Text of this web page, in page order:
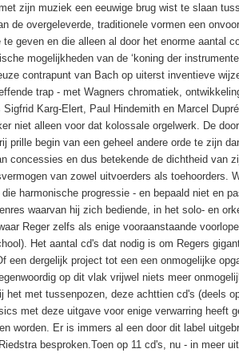
zijn muziek een eeuwige brug wist te slaan
de overgeleverde, traditionele vormen een
geven en die alleen al door het enorme aantal
mogelijkheden van de ‘koning der
contrapunt van Bach op uiterst inventieve
trap - met Wagners chromatiek,
Karg-Elert, Paul Hindemith en Marcel
niet alleen voor dat kolossale orgelwerk. De
prille begin van een geheel andere orde te zijn
concessies en dus betekende de dichtheid van
van zowel uitvoerders als toehoorders.
harmonische progressie - en bepaald niet en
waarvan hij zich bediende, in het solo- en
Reger zelfs als enige vooraanstaande
Het aantal cd's dat nodig is om Regers
een dergelijk project tot een een onmogelijke
op dit vlak vrijwel niets meer
het met tussenpozen, deze achttien cd's (deels
met deze uitgave voor enige verwarring heeft
worden. Er is immers al een door dit label
besproken.Toen op 11 cd's, nu - in meer